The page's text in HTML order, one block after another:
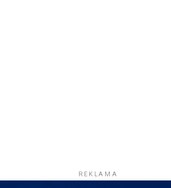
REKLAMA